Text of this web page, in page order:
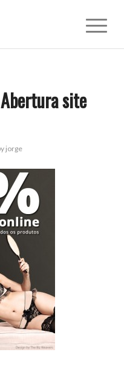
site
jorge